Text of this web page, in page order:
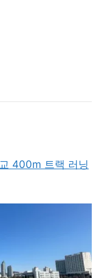
400m 트랙 러닝